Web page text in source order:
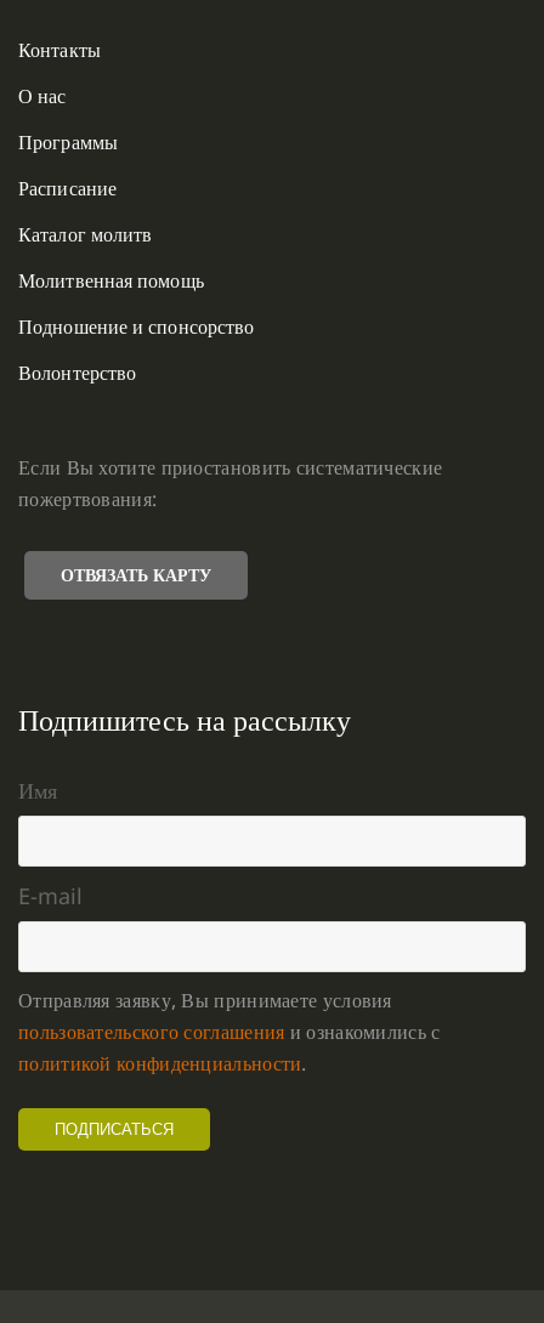
Контакты
О нас
Программы
Расписание
Каталог молитв
Молитвенная помощь
Подношение и спонсорство
Волонтерство
Если Вы хотите приостановить систематические
пожертвования:
ОТВЯЗАТЬ КАРТУ
Подпишитесь на рассылку
Имя
E-mail
Отправляя заявку, Вы принимаете условия
пользовательского соглашения и ознакомились с
политикой конфиденциальности.